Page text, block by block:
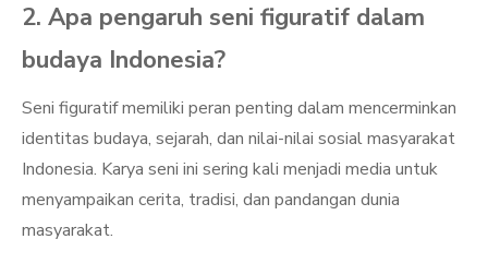
2. Apa pengaruh seni figuratif dalam
budaya Indonesia?
Seni figuratif memiliki peran penting dalam mencerminkan
identitas budaya, sejarah, dan nilai-nilai sosial masyarakat
Indonesia. Karya seni ini sering kali menjadi media untuk
menyampaikan cerita, tradisi, dan pandangan dunia
masyarakat.